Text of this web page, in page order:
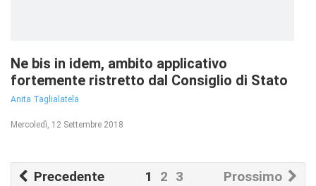
Ne bis in idem, ambito applicativo
fortemente ristretto dal Consiglio di Stato
Anita Taglialatela
Mercoledì, 12 Settembre 2018
Precedente Prossimo
1 2 3